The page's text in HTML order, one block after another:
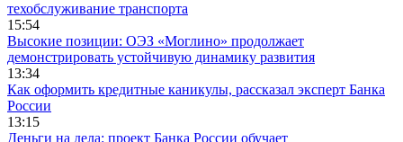
техобслуживание транспорта
15:54
Высокие позиции: ОЭЗ «Моглино» продолжает
демонстрировать устойчивую динамику развития
13:34
Как оформить кредитные каникулы, рассказал эксперт Банка
России
13:15
Деньги на дела: проект Банка России обучает